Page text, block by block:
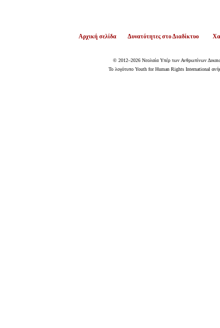
Αρχική σελίδα Δυνατότητες στο Διαδίκτυο
© 2012–2026 Νεολαία Υπέρ των Ανθρωπίνων
Το λογότυπο Youth for Human Rights International